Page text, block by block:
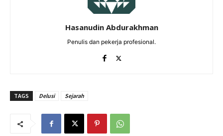
Hasanudin Abdurakhman
Penulis dan pekerja profesional.
TAGS Delusi Sejarah